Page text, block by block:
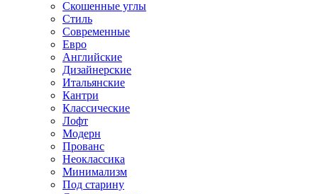
Скошенные углы
Стиль
Современные
Евро
Английские
Дизайнерские
Итальянские
Кантри
Классические
Лофт
Модерн
Прованс
Неоклассика
Минимализм
Под старину